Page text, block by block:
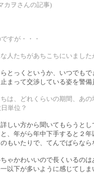
カヲさんの記事)
すが・・・
人たちがあちこちにいまし
とっくというか、いつでもで
まって交渉している姿を警備
は、どれくらいの期間、あの
単位？
しい方から聞いてもらうと
、年がら年中下手すると２年
もいたりで、てんでばらなら
ゃかわいいので長くいるのは
以下が多いように感じてしま